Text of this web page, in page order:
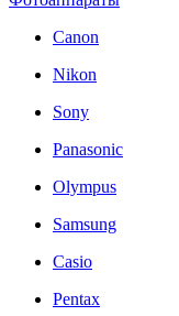
Canon
Nikon
Sony
Panasonic
Olympus
Samsung
Casio
Pentax